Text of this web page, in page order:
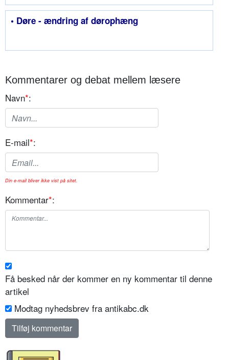
• Døre - ændring af dørophæng
Kommentarer og debat mellem læsere
Navn*:
E-mail*:
Din e-mail bliver ikke vist på sitet.
Kommentar*:
Få besked når der kommer en ny kommentar til denne
artikel
Modtag nyhedsbrev fra antikabc.dk